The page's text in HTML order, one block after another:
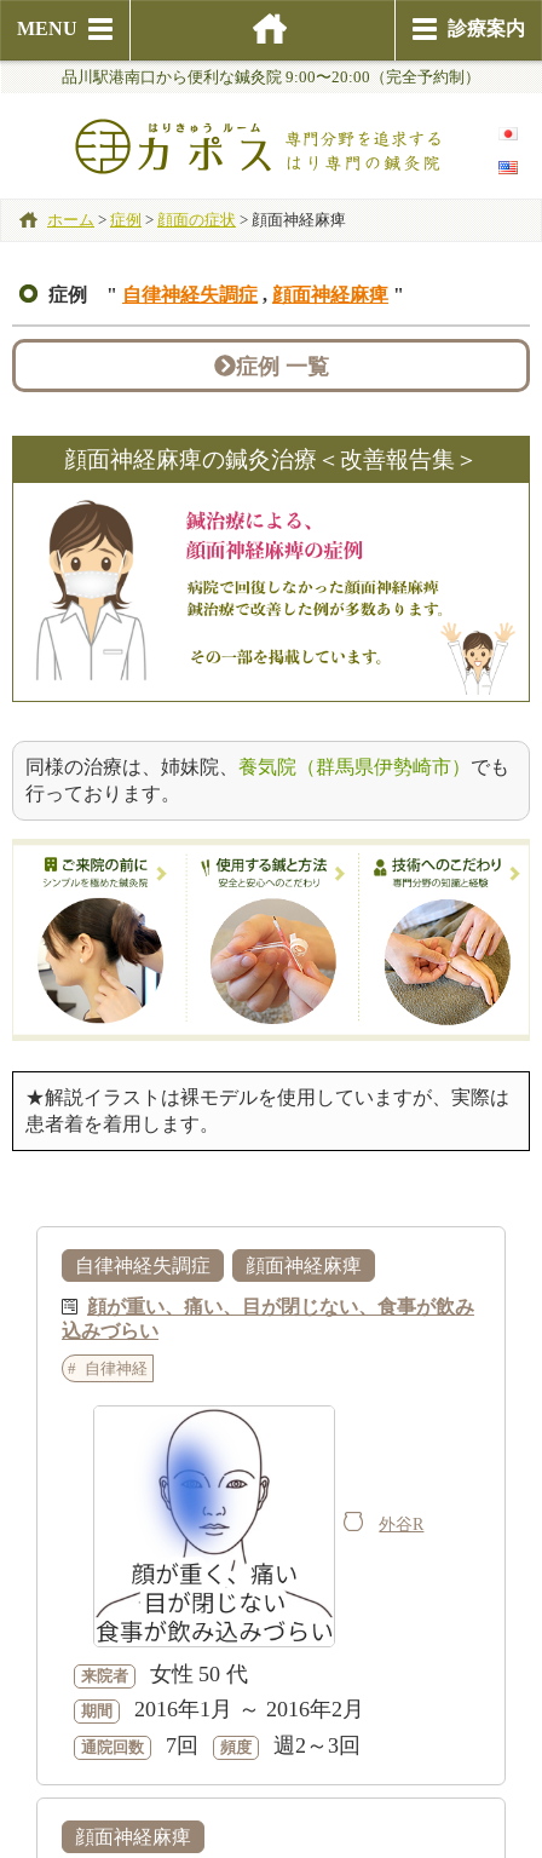
MENU 診療案内
品川駅港南口から便利な鍼灸院 9:00〜20:00（完全予約制）
ホーム > 症例 > 顔面の症状 > 顔面神経麻痺
症例 " 自律神経失調症 , 顔面神経麻痺 "
症例 一覧
顔面神経麻痺の鍼灸治療＜改善報告集＞
同様の治療は、姉妹院、 養気院（群馬県伊勢崎市） でも
行っております。
★解説イラストは裸モデルを使用していますが、実際は
患者着を着用します。
自律神経失調症 顔面神経麻痺
顔が重い、痛い、目が閉じない、食事が飲み
込みづらい
自律神経
外谷R
来院者 女性 50 代
期間 2016年1月 ～ 2016年2月
通院回数 7回 頻度 週2～3回
顔面神経麻痺